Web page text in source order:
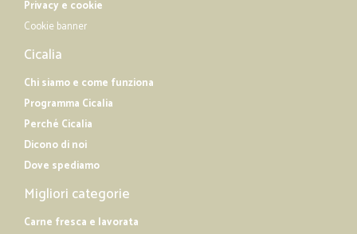
Privacy e cookie
Cookie banner
Cicalia
Chi siamo e come funziona
Programma Cicalia
Perché Cicalia
Dicono di noi
Dove spediamo
Migliori categorie
Carne fresca e lavorata